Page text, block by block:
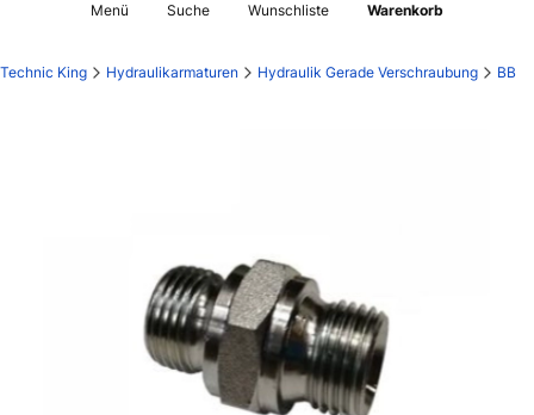
Menü Suche Wunschliste Warenkorb
Technic King Hydraulikarmaturen Hydraulik Gerade Verschraubung BB